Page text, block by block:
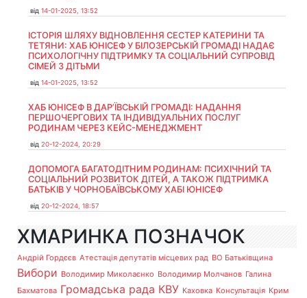
від 14-01-2025, 13:52
ІСТОРІЯ ШЛЯХУ ВІДНОВЛЕННЯ СЕСТЕР КАТЕРИНИ ТА
ТЕТЯНИ: ХАБ ЮНІСЕФ У БІЛОЗЕРСЬКІЙ ГРОМАДІ НАДАЄ
ПСИХОЛОГІЧНУ ПІДТРИМКУ ТА СОЦІАЛЬНИЙ СУПРОВІД
СІМЕЙ З ДІТЬМИ
від 14-01-2025, 13:52
ХАБ ЮНІСЕФ В ДАР’ЇВСЬКІЙ ГРОМАДІ: НАДАННЯ
ПЕРШОЧЕРГОВИХ ТА ІНДИВІДУАЛЬНИХ ПОСЛУГ
РОДИНАМ ЧЕРЕЗ КЕЙС-МЕНЕДЖМЕНТ
від 20-12-2024, 20:29
ДОПОМОГА БАГАТОДІТНИМ РОДИНАМ: ПСИХІЧНИЙ ТА
СОЦІАЛЬНИЙ РОЗВИТОК ДІТЕЙ, А ТАКОЖ ПІДТРИМКА
БАТЬКІВ У ЧОРНОБАЇВСЬКОМУ ХАБІ ЮНІСЕФ
від 20-12-2024, 18:57
ХМАРИНКА ПОЗНАЧОК
Андрій Гордєєв Атестація депутатів місцевих рад ВО Батьківщина
Вибори Володимир Миколаєнко Володимир Молчанов Галина
Бахматова Громадська рада КВУ Каховка Консультація Крим